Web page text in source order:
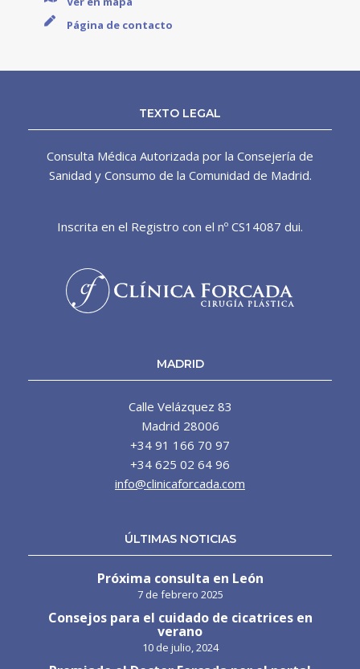
Página de contacto
TEXTO LEGAL
Consulta Médica Autorizada por la Consejería de
Sanidad y Consumo de la Comunidad de Madrid.
Inscrita en el Registro con el nº CS14087 dui.
MADRID
Calle Velázquez 83
Madrid 28006
+34 91 166 70 97
+34 625 02 64 96
info@clinicaforcada.com
ÚLTIMAS NOTICIAS
Próxima consulta en León
7 de febrero 2025
Consejos para el cuidado de cicatrices en
verano
10 de julio, 2024